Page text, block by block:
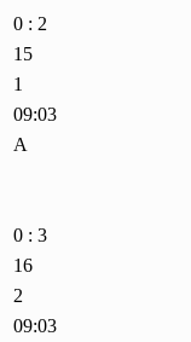
0 : 2
15
1
09:03
A
0 : 3
16
2
09:03